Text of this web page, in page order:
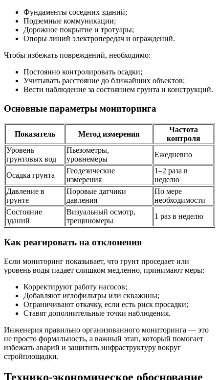
Фундаменты соседних зданий;
Подземные коммуникации;
Дорожное покрытие и тротуары;
Опоры линий электропередач и ограждений.
Чтобы избежать повреждений, необходимо:
Постоянно контролировать осадки;
Учитывать расстояние до ближайших объектов;
Вести наблюдение за состоянием грунта и конструкций.
Основные параметры мониторинга
Показатель Метод измерения
Частота
контроля
Уровень
грунтовых вод
Пьезометры,
уровнемеры
Ежедневно
Осадка грунта
Геодезические
измерения
1–2 раза в
неделю
Давление в
грунте
Поровые датчики
давления
По мере
необходимости
Состояние
зданий
Визуальный осмотр,
трещиномеры
1 раз в неделю
Как реагировать на отклонения
Если мониторинг показывает, что грунт проседает или
уровень воды падает слишком медленно, принимают меры:
Корректируют работу насосов;
Добавляют иглофильтры или скважины;
Ограничивают откачку, если есть риск просадки;
Ставят дополнительные точки наблюдения.
Инженерия правильно организованного мониторинга — это
не просто формальность, а важный этап, который помогает
избежать аварий и защитить инфраструктуру вокруг
стройплощадки.
Технико-экономическое обоснование